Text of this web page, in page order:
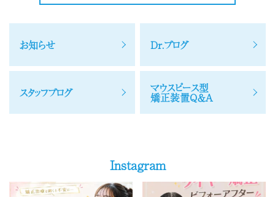
お知らせ Dr.ブログ
スタッフブログ マウスピース型
矯正装置Q＆A
Instagram